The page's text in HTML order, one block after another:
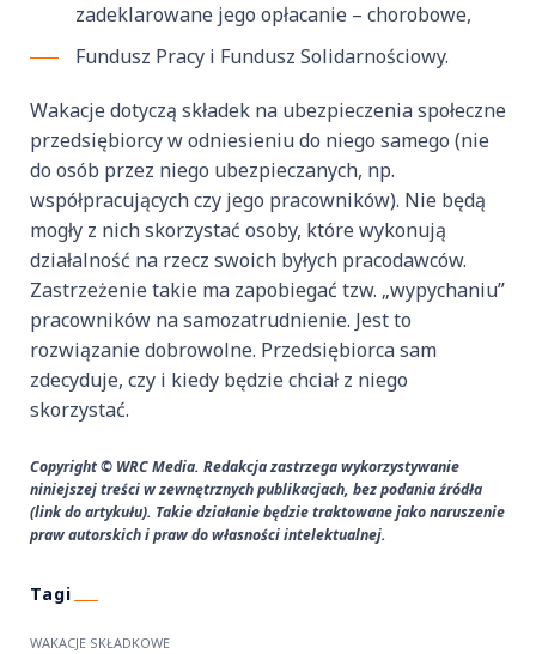
zadeklarowane jego opłacanie – chorobowe,
Fundusz Pracy i Fundusz Solidarnościowy.
Wakacje dotyczą składek na ubezpieczenia społeczne
przedsiębiorcy w odniesieniu do niego samego (nie
do osób przez niego ubezpieczanych, np.
współpracujących czy jego pracowników). Nie będą
mogły z nich skorzystać osoby, które wykonują
działalność na rzecz swoich byłych pracodawców.
Zastrzeżenie takie ma zapobiegać tzw. „wypychaniu”
pracowników na samozatrudnienie. Jest to
rozwiązanie dobrowolne. Przedsiębiorca sam
zdecyduje, czy i kiedy będzie chciał z niego
skorzystać.
Copyright © WRC Media. Redakcja zastrzega wykorzystywanie
niniejszej treści w zewnętrznych publikacjach, bez podania źródła
(link do artykułu). Takie działanie będzie traktowane jako naruszenie
praw autorskich i praw do własności intelektualnej.
WAKACJE SKŁADKOWE